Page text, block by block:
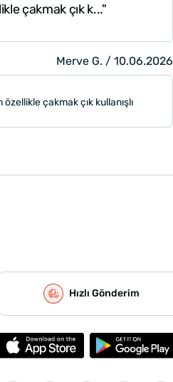
çakmak çık k..."
Merve G. / 10.06.2026
çakmak çık kullanışlı
Hızlı Gönderim